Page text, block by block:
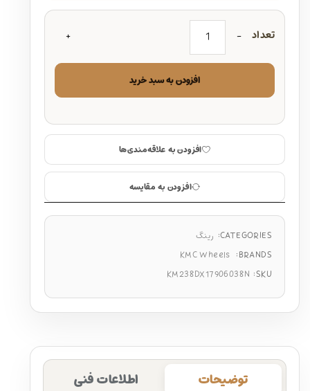
تعداد
افزودن به سبد خرید
افزودن به علاقه‌مندی‌ها
افزودن به مقایسه
CATEGORIES: رینگ
BRANDS:
KMC Wheels
SKU:
KM238DX17906038N
توضیحات اطلاعات فنی